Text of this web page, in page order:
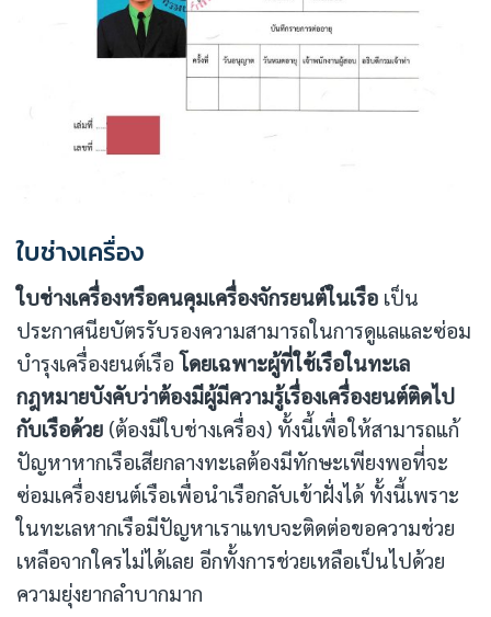
ใบช่างเครื่อง
ใบช่างเครื่องหรือคนคุมเครื่องจักรยนต์ในเรือ เป็น
ประกาศนียบัตรรับรองความสามารถในการดูแลและซ่อม
บำรุงเครื่องยนต์เรือโดยเฉพาะผู้ที่ใช้เรือในทะเล
กฎหมายบังคับว่าต้องมีผู้มีความรู้เรื่องเครื่องยนต์ติดไป
กับเรือด้วย (ต้องมีใบช่างเครื่อง) ทั้งนี้เพื่อให้สามารถแก้
ปัญหาหากเรือเสียกลางทะเลต้องมีทักษะเพียงพอที่จะ
ซ่อมเครื่องยนต์เรือเพื่อนำเรือกลับเข้าฝั่งได้ ทั้งนี้เพราะ
ในทะเลหากเรือมีปัญหาเราแทบจะติดต่อขอความช่วย
เหลือจากใครไม่ได้เลย อีกทั้งการช่วยเหลือเป็นไปด้วย
ความยุ่งยากลำบากมาก